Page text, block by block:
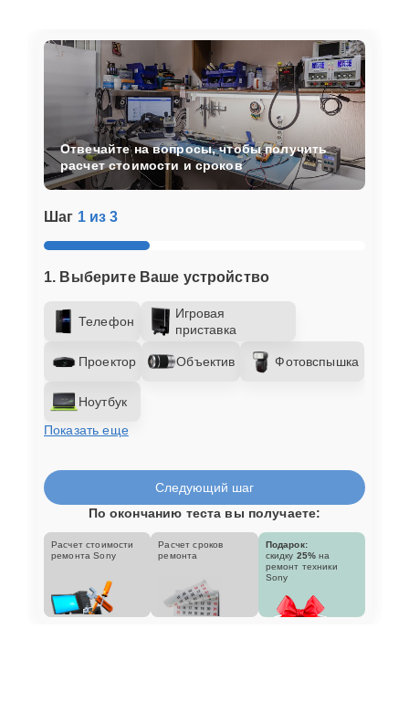
Шаг 1 из 3
1. Выберите Ваше устройство
Телефон
Игровая
приставка
Проектор Объектив Фотовспышка
Ноутбук
Показать еще
Отвечайте на вопросы, чтобы получить
расчет стоимости и сроков
Следующий шаг
По окончанию теста вы получаете:
Расчет стоимости
ремонта Sony
Расчет сроков
ремонта
Подарок:
скидку 25% на
ремонт техники
Sony